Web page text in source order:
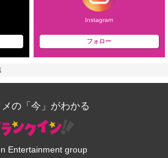
Instagram
フォロー
の「今」がわかる
Entertainment group